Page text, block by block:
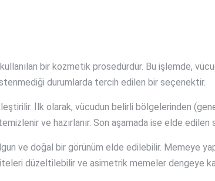
bir kozmetik prosedürdür. Bu işlemde,
durumlarda tercih edilen bir seçenektir.
İlk olarak, vücudun belirli bölgelerinden
ve hazırlanır. Son aşamada ise elde
ve doğal bir görünüm elde edilebilir. Memeye
düzeltilebilir ve asimetrik memeler dengeye